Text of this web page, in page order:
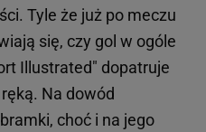
Tyle że już po meczu
się, czy gol w ogóle
Illustrated" dopatruje
Na dowód
choć i na jego